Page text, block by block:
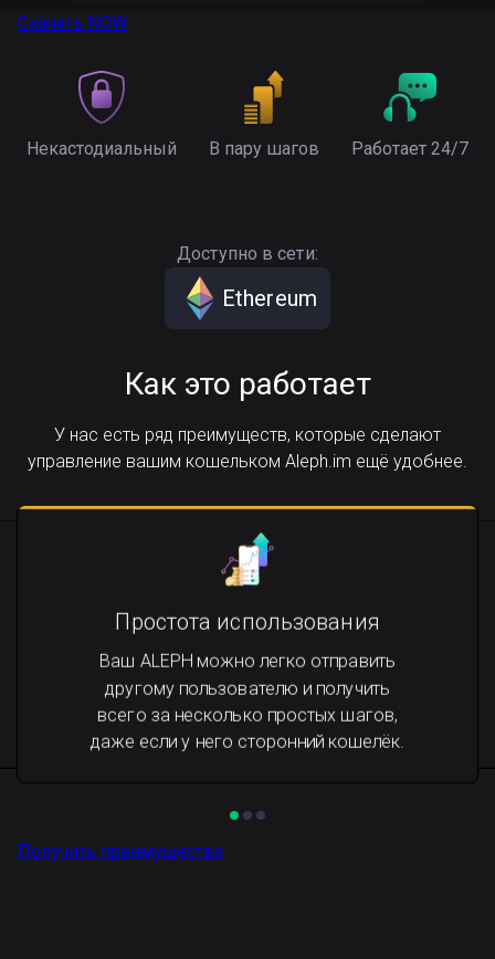
Скачать NOW
Некастодиальный В пару шагов Работает 24/7
Доступно в сети:
Ethereum
Как это работает
У нас есть ряд преимуществ, которые сделают
управление вашим кошельком Aleph.im ещё удобнее.
Простота использования
Ваш ALEPH можно легко отправить
другому пользователю и получить
всего за несколько простых шагов,
даже если у него сторонний кошелёк.
Получить преимущества